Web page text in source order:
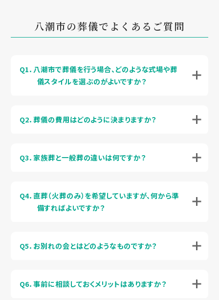
八潮市の葬儀でよくあるご質問
Q1．八潮市で葬儀を行う場合、どのような式場や葬
儀スタイルを選ぶのがよいですか？
Q2．葬儀の費用はどのように決まりますか？
Q3．家族葬と一般葬の違いは何ですか？
Q4．直葬（火葬のみ）を希望していますが、何から準
備すればよいですか？
Q5．お別れの会とはどのようなものですか？
Q6．事前に相談しておくメリットはありますか？